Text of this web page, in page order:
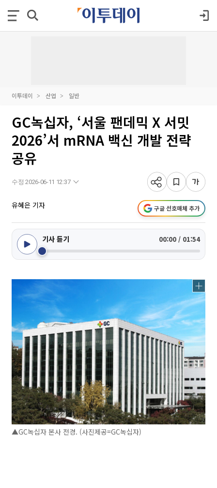
이투데이 산업 일반
GC녹십자, ‘서울 팬데믹 X 서밋
2026’서 mRNA 백신 개발 전략
공유
수정 2026-06-11 12:37
유혜은 기자 구글 선호매체 추가
기사 듣기 00:00 / 01:54
▲GC녹십자 본사 전경. (사진제공=GC녹십자)